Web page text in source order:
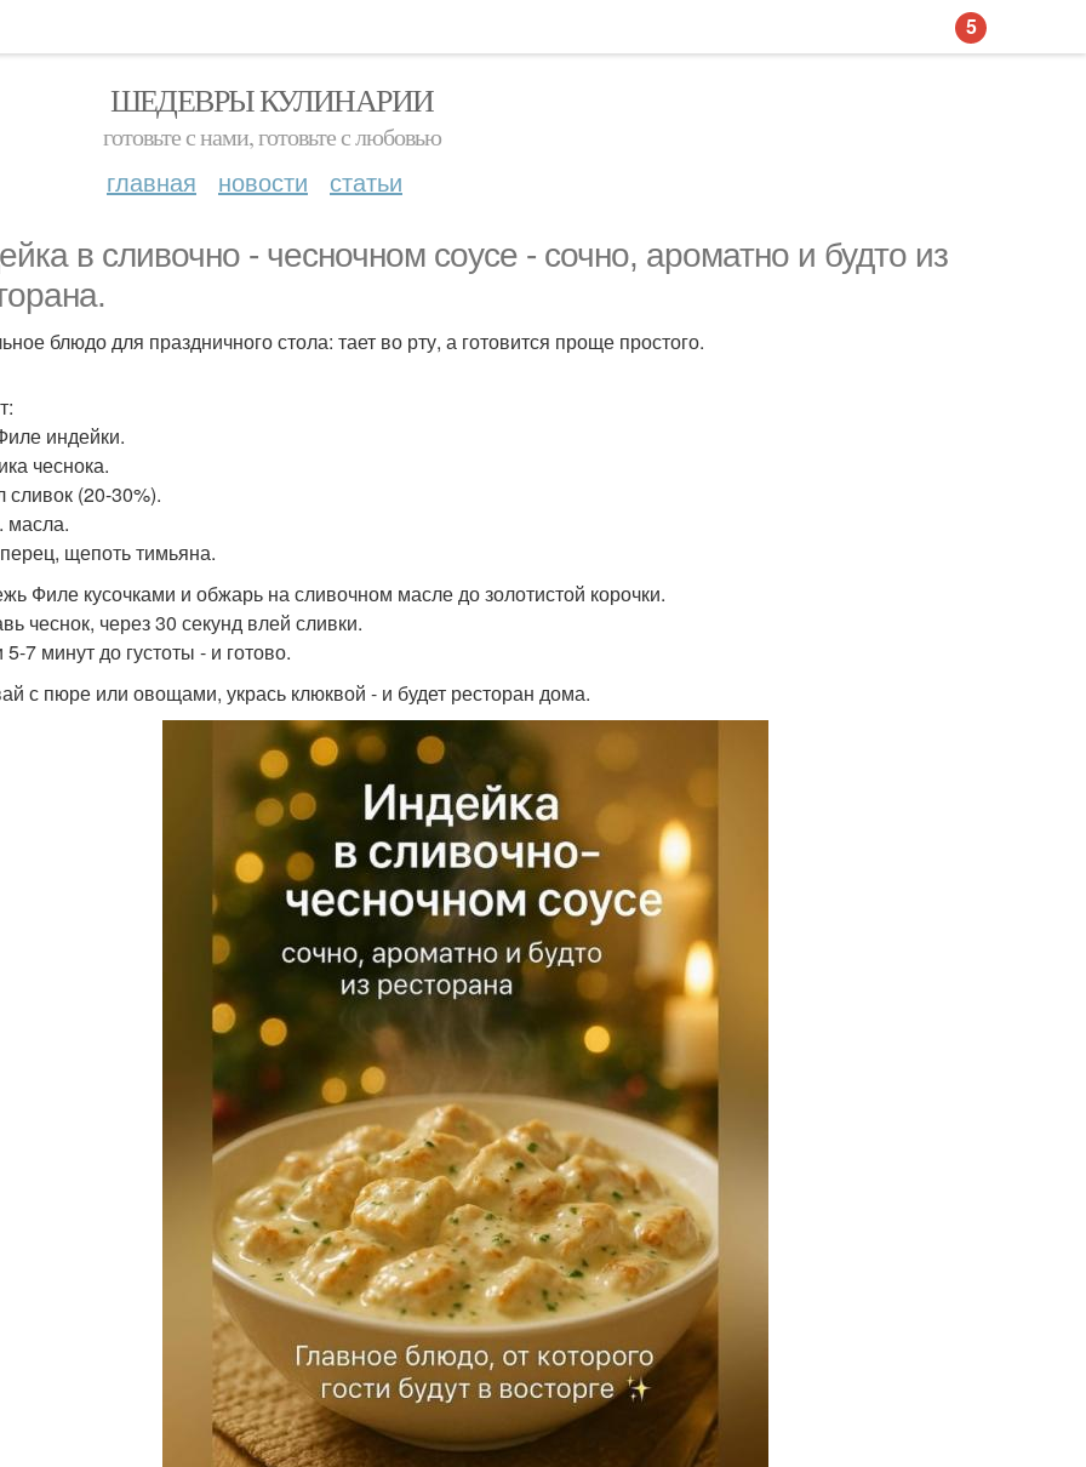
ШЕДЕВРЫ КУЛИНАРИИ
готовьте с нами, готовьте с любовью
главная новости статьи
в сливочно - чесночном соусе - сочно, ароматно и будто из
блюдо для праздничного стола: тает во рту, а готовится проще простого.
индейки.
чеснока.
сливок (20-30%).
масла.
щепоть тимьяна.
Филе кусочками и обжарь на сливочном масле до золотистой корочки.
чеснок, через 30 секунд влей сливки.
7 минут до густоты - и готово.
с пюре или овощами, укрась клюквой - и будет ресторан дома.
5